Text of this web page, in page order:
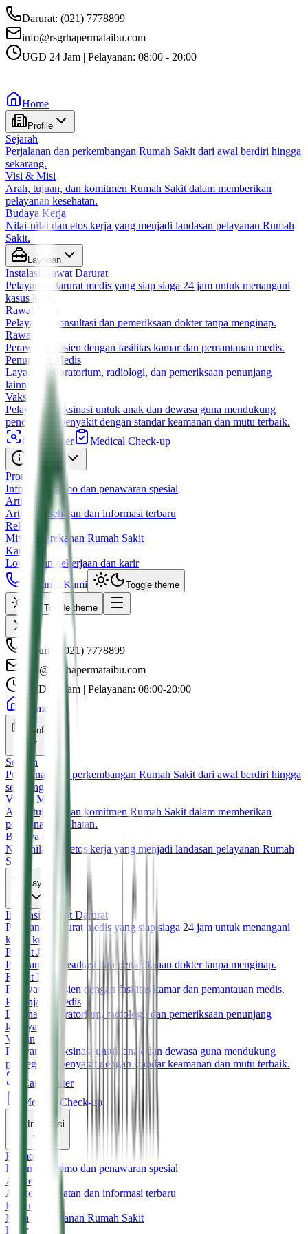
Darurat: (021) 7778899
info@rsgrhapermataibu.com
UGD 24 Jam | Pelayanan: 08:00 - 20:00
Home
Profile
Sejarah
Perjalanan dan perkembangan Rumah Sakit dari awal berdiri hingga
sekarang.
Visi & Misi
Arah, tujuan, dan komitmen Rumah Sakit dalam memberikan
pelayanan kesehatan.
Budaya Kerja
Nilai-nilai dan etos kerja yang menjadi landasan pelayanan Rumah
Sakit.
Layanan
Instalasi Gawat Darurat
Pelayanan darurat medis yang siap siaga 24 jam untuk menangani
kasus kritis.
Rawat Jalan
Pelayanan konsultasi dan pemeriksaan dokter tanpa menginap.
Rawat Inap
Perawatan pasien dengan fasilitas kamar dan pemantauan medis.
Penunjang Medis
Layanan laboratorium, radiologi, dan pemeriksaan penunjang
lainnya.
Vaksin
Pelayanan vaksinasi untuk anak dan dewasa guna mendukung
pencegahan penyakit dengan standar keamanan dan mutu terbaik.
Cari Dokter
Medical Check-up
Promo
Informasi promo dan penawaran spesial
Artikel
Artikel kesehatan dan informasi terbaru
Rekanan
Mitra dan rekanan Rumah Sakit
Karir
Lowongan pekerjaan dan karir
Hubungi Kami
Toggle theme
Toggle theme
Darurat: (021) 7778899
info@rsgrhapermataibu.com
UGD 24 Jam | Pelayanan: 08:00-20:00
Home
Profile
Sejarah
Perjalanan dan perkembangan Rumah Sakit dari awal berdiri hingga
sekarang.
Visi & Misi
Arah, tujuan, dan komitmen Rumah Sakit dalam memberikan
pelayanan kesehatan.
Budaya Kerja
Nilai-nilai dan etos kerja yang menjadi landasan pelayanan Rumah
Sakit.
Layanan
Instalasi Gawat Darurat
Pelayanan darurat medis yang siap siaga 24 jam untuk menangani
kasus kritis.
Rawat Jalan
Pelayanan konsultasi dan pemeriksaan dokter tanpa menginap.
Rawat Inap
Perawatan pasien dengan fasilitas kamar dan pemantauan medis.
Penunjang Medis
Layanan laboratorium, radiologi, dan pemeriksaan penunjang
lainnya.
Vaksin
Pelayanan vaksinasi untuk anak dan dewasa guna mendukung
pencegahan penyakit dengan standar keamanan dan mutu terbaik.
Cari Dokter
Medical Check-up
Informasi
Promo
Informasi promo dan penawaran spesial
Artikel
Artikel kesehatan dan informasi terbaru
Rekanan
Mitra dan rekanan Rumah Sakit
Karir